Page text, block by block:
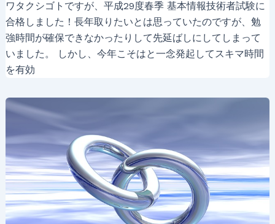
ワタクシゴトですが、平成29度春季 基本情報技術者試験に
合格しました！長年取りたいとは思っていたのですが、勉
強時間が確保できなかったりして先延ばしにしてしまって
いました。 しかし、今年こそはと一念発起してスキマ時間
を有効